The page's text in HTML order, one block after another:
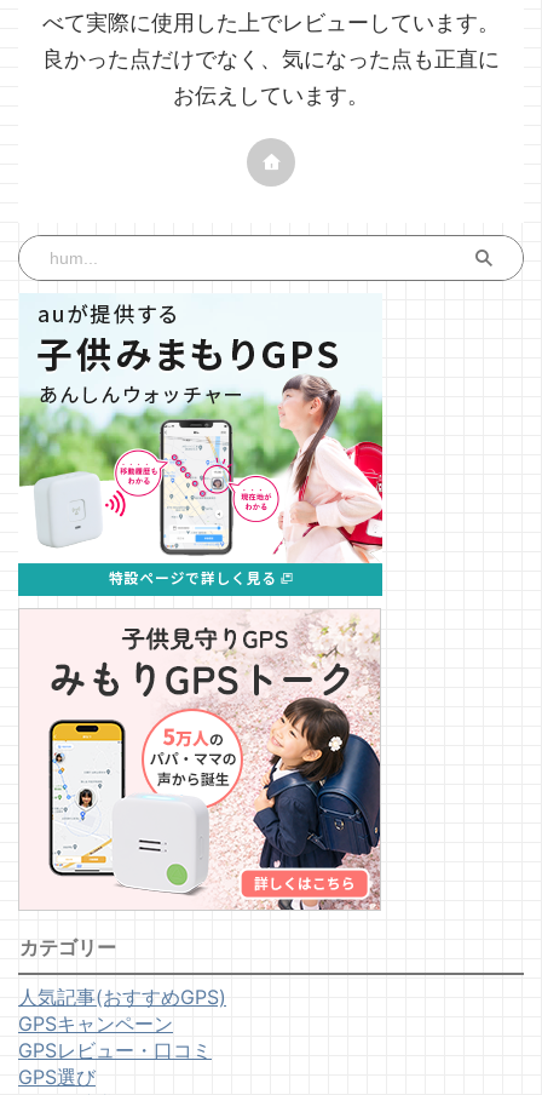
べて実際に使用した上でレビューしています。
良かった点だけでなく、気になった点も正直に
お伝えしています。
カテゴリー
人気記事(おすすめGPS)
GPSキャンペーン
GPSレビュー・口コミ
GPS選び